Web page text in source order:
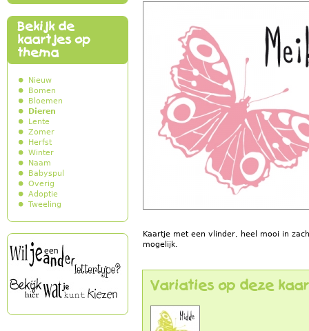
Kaartje met een vlinder, heel mooi in
mogelijk.
Variaties op deze
Bekijk de
kaartjes op
thema
Nieuw
Bomen
Bloemen
Dieren
Lente
Zomer
Herfst
Winter
Naam
Babyspul
Overig
Adoptie
Tweeling